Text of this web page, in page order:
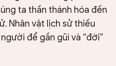
ta thần thánh hóa đến
Nhân vật lịch sử thiếu
để gần gũi và “đời”